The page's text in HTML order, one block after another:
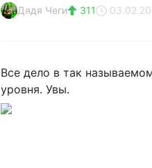
Дядя Чеги 311
Все дело в так
уровня. Увы.